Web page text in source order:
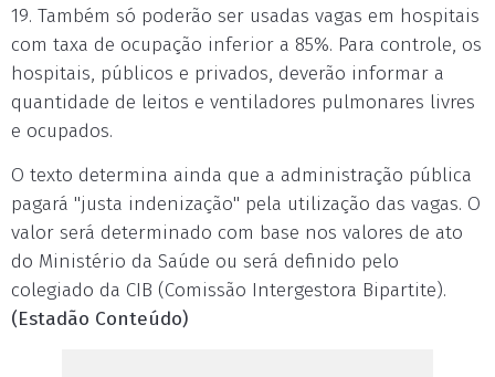
19. Também só poderão ser usadas vagas em hospitais
com taxa de ocupação inferior a 85%. Para controle, os
hospitais, públicos e privados, deverão informar a
quantidade de leitos e ventiladores pulmonares livres
e ocupados.
O texto determina ainda que a administração pública
pagará "justa indenização" pela utilização das vagas. O
valor será determinado com base nos valores de ato
do Ministério da Saúde ou será definido pelo
colegiado da CIB (Comissão Intergestora Bipartite).
(Estadão Conteúdo)